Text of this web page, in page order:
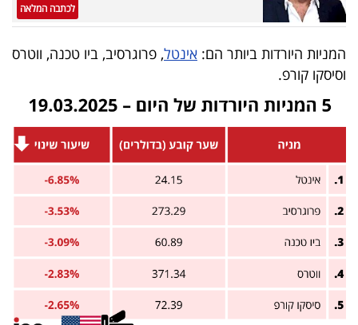
לכתבה המלאה
המניות היורדות ביותר הם: אינטל, פרוגרסיב, ביו טכנה, ווטרס
וסיסקו קורפ.